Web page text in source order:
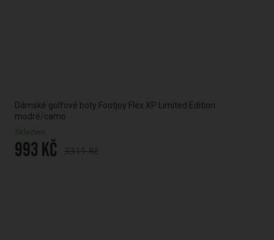
Dámské golfové boty Footjoy Flex XP Limited Edition
modré/camo
Skladem
993 Kč 3311 Kč